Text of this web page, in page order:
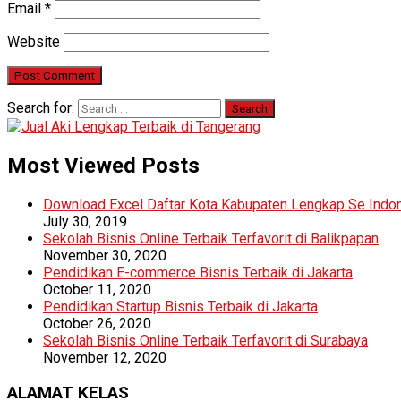
Email *
Website
Search for:
Most Viewed Posts
Download Excel Daftar Kota Kabupaten Lengkap Se
July 30, 2019
Sekolah Bisnis Online Terbaik Terfavorit di Balikpapan
November 30, 2020
Pendidikan E-commerce Bisnis Terbaik di Jakarta
October 11, 2020
Pendidikan Startup Bisnis Terbaik di Jakarta
October 26, 2020
Sekolah Bisnis Online Terbaik Terfavorit di Surabaya
November 12, 2020
ALAMAT KELAS